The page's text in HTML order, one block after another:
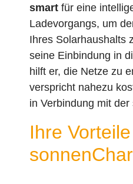
smart für eine
Ladevorgangs, um
Ihres Solarhaushalts
seine Einbindung in
hilft er, die Netze zu
verspricht nahezu
in Verbindung mit der
Ihre